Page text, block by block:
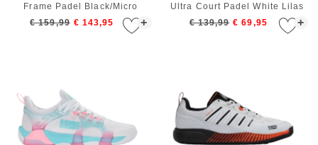
+
Frame Padel Black/Micro
Chip/Neon Lava
€ 159,99 € 143,95 +
Ultra Court Padel White Lilas
Pastel Turquoise
€ 139,99 € 69,95